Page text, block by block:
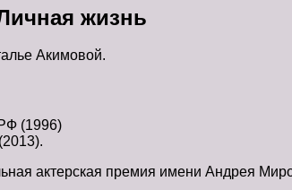
жизнь
Акимовой.
(1996)
актерская премия имени Андрея